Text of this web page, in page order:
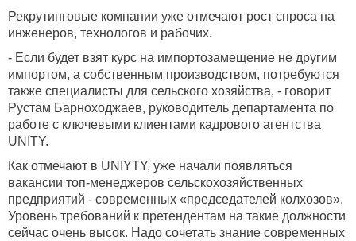
Рекрутинговые компании уже отмечают рост спроса на
инженеров, технологов и рабочих.
- Если будет взят курс на импортозамещение не другим
импортом, а собственным производством, потребуются
также специалисты для сельского хозяйства, - говорит
Рустам Барноходжаев, руководитель департамента по
работе с ключевыми клиентами кадрового агентства
UNITY.
Как отмечают в UNIYTY, уже начали появляться
вакансии топ-менеджеров сельскохозяйственных
предприятий - современных «председателей колхозов».
Уровень требований к претендентам на такие должности
сейчас очень высок. Надо сочетать знание современных